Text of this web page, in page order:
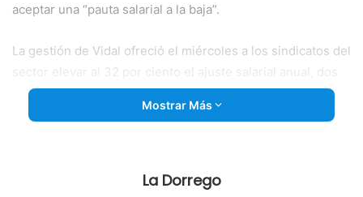
aceptar una “pauta salarial a la baja”.
La gestión de Vidal ofreció el miércoles a los sindicatos del
sector elevar al 32 por ciento el ajuste salarial anual, dos
puntos por encima de la propuesta anterior, más un bono
de 7.000 pesos por única vez para activos y de 3.500 para
este año terminará entre el 45 y el 47 por ciento.
Mostrar Más
La Dorrego